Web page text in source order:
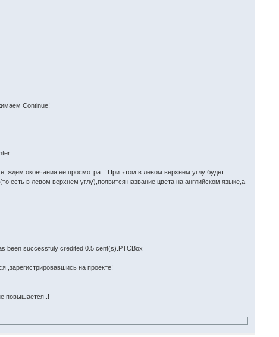
Continue!
ждём окончания её просмотра..! При этом в левом верхнем углу будет
есть в левом верхнем углу),появится название цвета на английском языке,а
been successfuly credited 0.5 cent(s).PTCBox
,зарегистрировавшись на проекте!
повышается..!